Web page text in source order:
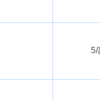
5/